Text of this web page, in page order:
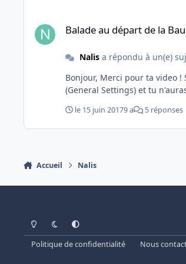
Balade au départ de la
Nalisa répondu à un(e)
Bonjour, Merci pour ta video ! Si, comme je le crois, tu utilises EZDOK, décoche "Hide 2D panels in VC when camera is changed" dans le menu d'options général de EZDOK
le 15 juin 20179 a 5 réponses
Accueil Nalis
Light ModeDark ModeSystem Preference
Politique de confidentialité Nous